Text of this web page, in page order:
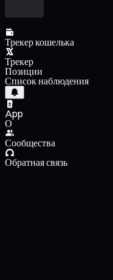
Трекер кошелька
Трекер
Позиции
Список наблюдения
App
О
Сообщества
Обратная связь